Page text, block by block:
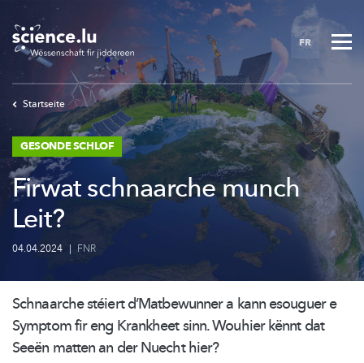
to
main
content
FR
Startseite
GESONDE SCHLOF
Firwat schnaarche munch
Leit?
04.04.2024 | FNR
Schnaarche stéiertd’Matbewunnera kann esouguer e
Symptom fir eng Krankheet sinn. Wouhier kënnt dat
Seeën matten an der Nuecht hier?